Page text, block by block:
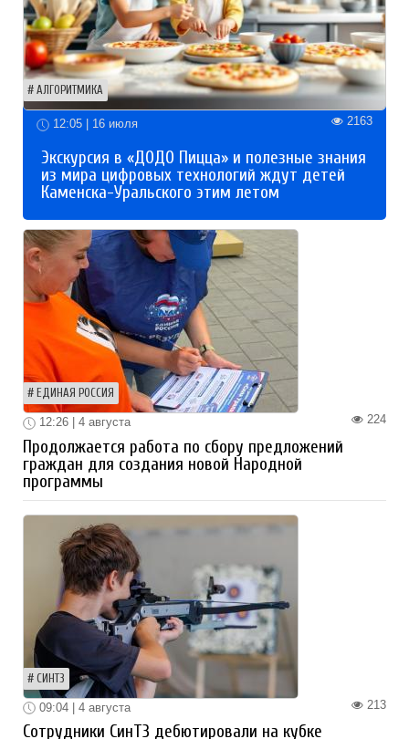
АЛГОРИТМИКА
12:05 | 16 июля 2163
Экскурсия в «ДОДО Пицца» и полезные знания
из мира цифровых технологий ждут детей
Каменска-Уральского этим летом
ЕДИНАЯ РОССИЯ
224
12:26 | 4 августа
Продолжается работа по сбору предложений
граждан для создания новой Народной
программы
СИНТЗ
213
09:04 | 4 августа
Сотрудники СинТЗ дебютировали на кубке